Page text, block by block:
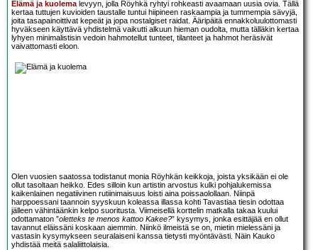
Elämä ja kuolemalevyyn, jolla Röyhkä ryhtyi rohkeasti avaamaan uusia ovia. Tällä
kertaa tuttujen kuvioiden taustalle tuntui hiipineen raskaampia ja tummempia sävyjä,
joita tasapainoittivat kepeät ja jopa nostalgiset raidat. Ääripäitä ennakkoluulottomasti
hyväkseen käyttävä yhdistelmä vaikutti alkuun hieman oudolta, mutta tälläkin kertaa
lyhyen minimalistisin vedoin hahmotellut tunteet, tilanteet ja hahmot heräsivät
vaivattomasti eloon.
Olen vuosien saatossa todistanut monia Röyhkän keikkoja, joista yksikään ei ole
ollut tasoltaan heikko. Edes silloin kun artistin arvostus kulki pohjalukemissa
kaikenlainen negatiivinen rutiinimaisuus loisti aina poissaolollaan. Niinpä
harppoessani taannoin syyskuun koleassa illassa kohti Tavastiaa tiesin odottaa
jälleen vähintäänkin kelpo suoritusta. Viimeisellä korttelin matkalla takaa kuului
odottamaton ”oletteks te menos kattoo Kakee?” kysymys, jonka esittäjää en ollut
tavannut eläissäni koskaan aiemmin. Niinkö ilmeistä se on, mietin mielessäni ja
vastasin kysymykseen seuralaiseni kanssa tietysti myöntävästi. Näin Kauko
yhdistää meitä salaliittolaisia.